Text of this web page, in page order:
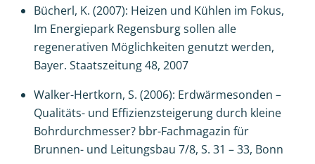
Bücherl, K. (2007): Heizen und Kühlen im Fokus,
Im Energiepark Regensburg sollen alle
regenerativen Möglichkeiten genutzt werden,
Bayer. Staatszeitung 48, 2007
Walker-Hertkorn, S. (2006): Erdwärmesonden –
Qualitäts- und Effizienzsteigerung durch kleine
Bohrdurchmesser? bbr-Fachmagazin für
Brunnen- und Leitungsbau 7/8, S. 31 – 33, Bonn